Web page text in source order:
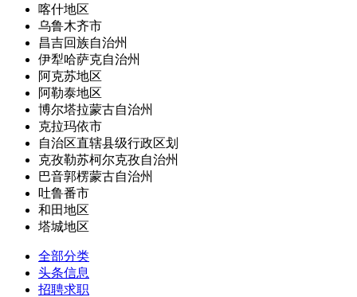
喀什地区
乌鲁木齐市
昌吉回族自治州
伊犁哈萨克自治州
阿克苏地区
阿勒泰地区
博尔塔拉蒙古自治州
克拉玛依市
自治区直辖县级行政区划
克孜勒苏柯尔克孜自治州
巴音郭楞蒙古自治州
吐鲁番市
和田地区
塔城地区
全部分类
头条信息
招聘求职